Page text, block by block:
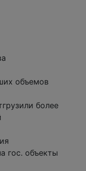
объемов
более
гос. объекты